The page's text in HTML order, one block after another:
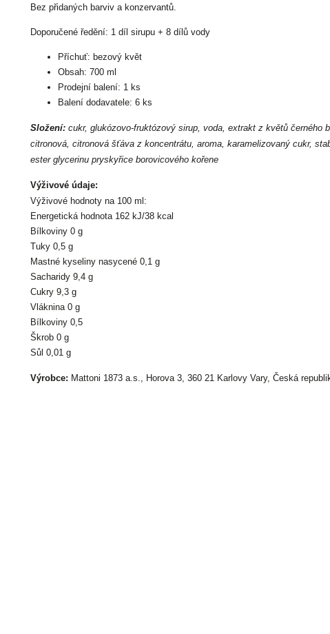
Bez přidaných barviv a konzervantů.
Doporučené ředění: 1 díl sirupu + 8 dílů vody
Příchuť: bezový květ
Obsah: 700 ml
Prodejní balení: 1 ks
Balení dodavatele: 6 ks
Složení: cukr, glukózovo-fruktózový sirup, voda, extrakt z květů černého
citronová, citronová šťáva z koncentrátu, aroma, karamelizovaný cukr,
ester glycerinu pryskyřice borovicového kořene
Výživové údaje:
Výživové hodnoty na 100 ml:
Energetická hodnota 162 kJ/38 kcal
Bílkoviny 0 g
Tuky 0,5 g
Mastné kyseliny nasycené 0,1 g
Sacharidy 9,4 g
Cukry 9,3 g
Vláknina 0 g
Bílkoviny 0,5
Škrob 0 g
Sůl 0,01 g
Výrobce: Mattoni 1873 a.s., Horova 3, 360 21 Karlovy Vary, Česká